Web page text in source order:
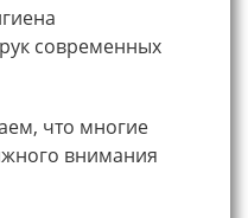
современных
что многие
внимания